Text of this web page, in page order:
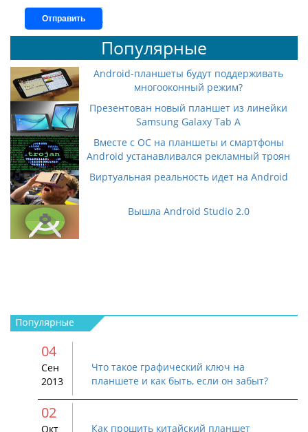
Отправить
Популярные
Android-планшеты будут поддерживать
многооконный режим?
Презентован новый планшет из линейки
Samsung Galaxy Tab A
Вместе с ОС на планшеты и смартфоны
Android устанавливался рекламный троян
Виртуальная реальность идет на Android
Вышла Android Studio 2.0
04
Сен
2013
Что такое графический ключ на
планшете и как быть, если он забыт?
02
Окт Как прошить китайский планшет